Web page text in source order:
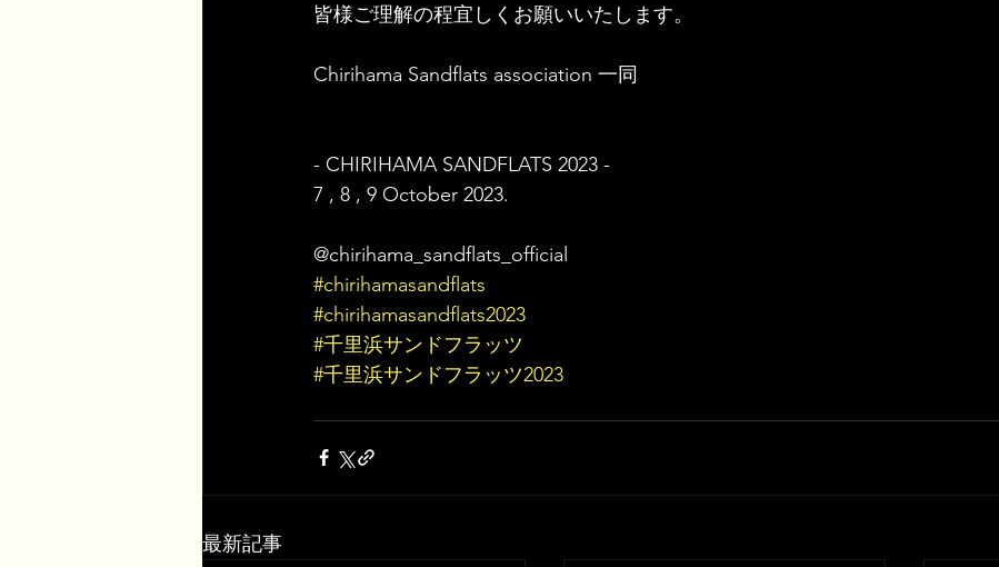
皆様ご理解の程宜しくお願いいたします。
Chirihama Sandflats association 一同
- CHIRIHAMA SANDFLATS 2023 -
7 , 8 , 9 October 2023.
@chirihama_sandflats_official
#chirihamasandflats
#chirihamasandflats2023
#千里浜サンドフラッツ
#千里浜サンドフラッツ2023
最新記事